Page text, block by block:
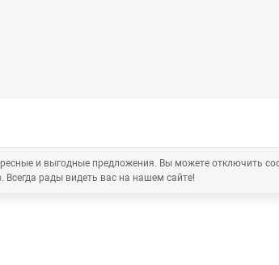
и выгодные предложения. Вы можете отключить
Всегда рады видеть вас на нашем сайте!